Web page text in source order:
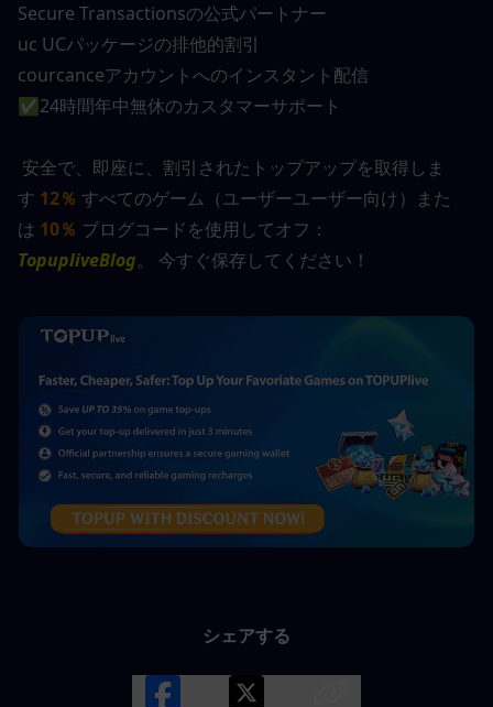
Secure Transactionsの公式パートナー
uc UCパッケージの排他的割引
courcanceアカウントへのインスタント配信
✅24時間年中無休のカスタマーサポート
安全で、即座に、割引されたトップアップを取得しま
す 12％ すべてのゲーム（ユーザーユーザー向け）また
は 10％ ブログコードを使用してオフ：
TopupliveBlog。 今すぐ保存してください！
シェアする